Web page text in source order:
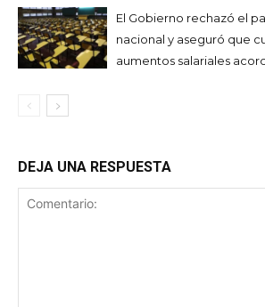
El Gobierno rechazó el
nacional y aseguró que
aumentos salariales
DEJA UNA RESPUESTA